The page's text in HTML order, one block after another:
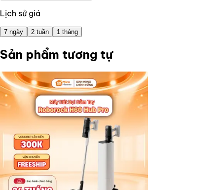
Lịch sử giá
7 ngày 2 tuần 1 tháng
Sản phẩm tương tự